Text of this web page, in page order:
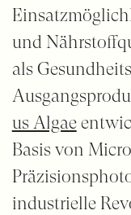
und
als
us Algae
Basis von
industrielle